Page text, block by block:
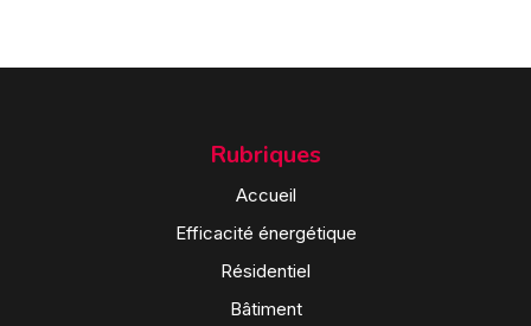
Rubriques
Accueil
Efficacité énergétique
Résidentiel
Bâtiment